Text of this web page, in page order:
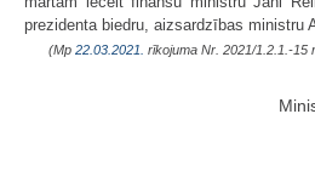
prezidenta biedru, aizsardzības ministru
(Mp 22.03.2021. rīkojuma Nr. 2021/1.2.1.-15